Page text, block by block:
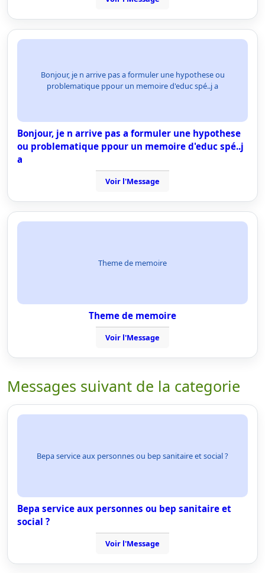
Bonjour, je n arrive pas a formuler une hypothese ou
problematique ppour un memoire d'educ spé..j a
Bonjour, je n arrive pas a formuler une hypothese
ou problematique ppour un memoire d'educ spé..j
a
Voir l'Message
Theme de memoire
Theme de memoire
Voir l'Message
Messages suivant de la categorie
Bepa service aux personnes ou bep sanitaire et social ?
Bepa service aux personnes ou bep sanitaire et
social ?
Voir l'Message